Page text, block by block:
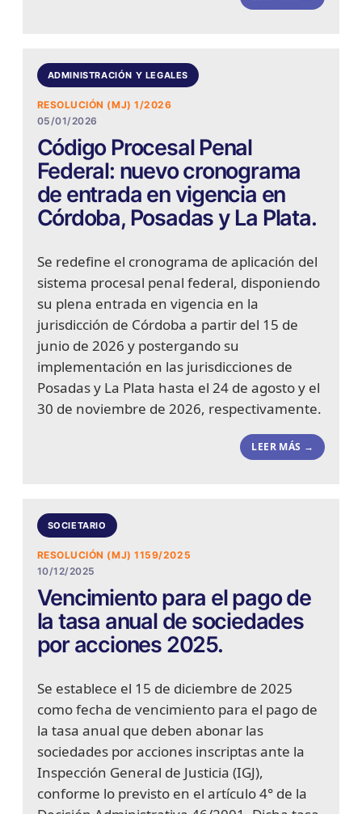
ADMINISTRACIÓN Y LEGALES
RESOLUCIÓN (MJ) 1/2026
05/01/2026
Código Procesal Penal
Federal: nuevo cronograma
de entrada en vigencia en
Córdoba, Posadas y La Plata.
Se redefine el cronograma de aplicación del
sistema procesal penal federal, disponiendo
su plena entrada en vigencia en la
jurisdicción de Córdoba a partir del 15 de
junio de 2026 y postergando su
implementación en las jurisdicciones de
Posadas y La Plata hasta el 24 de agosto y el
30 de noviembre de 2026, respectivamente.
LEER MÁS →
SOCIETARIO
RESOLUCIÓN (MJ) 1159/2025
10/12/2025
Vencimiento para el pago de
la tasa anual de sociedades
por acciones 2025.
Se establece el 15 de diciembre de 2025
como fecha de vencimiento para el pago de
la tasa anual que deben abonar las
sociedades por acciones inscriptas ante la
Inspección General de Justicia (IGJ),
conforme lo previsto en el artículo 4° de la